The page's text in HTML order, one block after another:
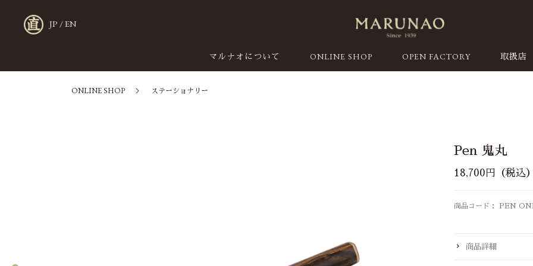
マルナオについて ONLINE SHOP OPEN FACTORY 取扱店
JP /EN
ONLINE SHOP ステーショナリー
Pen 鬼丸
18,700円（税込）
商品コード： PEN
商品詳細